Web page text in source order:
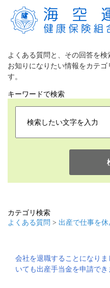
よくある質問と、その回答を検
お知りになりたい情報をカテ
す。
キーワードで検索
カテゴリ検索
よくある質問 > 出産で仕事を休
会社を退職することになり
いても出産手当金を申請でき